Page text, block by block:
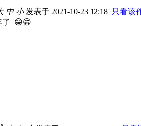
中 小发表于 2021-10-23 12:18 只看该
了 😁😁